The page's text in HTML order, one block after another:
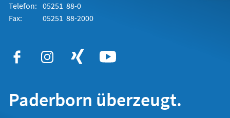
Telefon: 05251 88-0
Fax:
05251 88-2000
Paderborn überzeugt.